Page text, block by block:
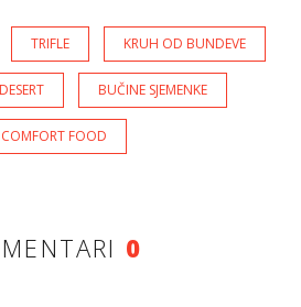
TRIFLE KRUH OD BUNDEVE
DESERT BUČINE SJEMENKE
COMFORT FOOD
0